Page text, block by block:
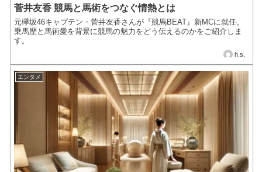
菅井友香 競馬と馬術をつなぐ情熱とは
元欅坂46キャプテン・菅井友香さんが『競馬BEAT』新MCに就任。
乗馬歴と馬術愛を背景に競馬の魅力をどう伝えるのかをご紹介しま
す。
h.s.
エンタメ